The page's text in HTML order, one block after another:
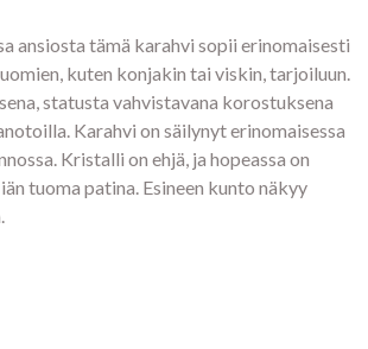
ansiosta tämä karahvi sopii erinomaisesti
kuten konjakin tai viskin, tarjoiluun.
statusta vahvistavana korostuksena
Karahvi on säilynyt erinomaisessa
Kristalli on ehjä, ja hopeassa on
tuoma patina. Esineen kunto näkyy